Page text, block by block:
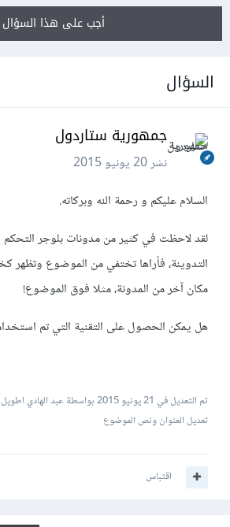
أجب على هذا السؤال
السؤال
جمهورية ستاردول
نشر20 يونيو 2015
السلام عليكم و رحمة الله وبركاته.
لقد لاحظت في كثير من مدونات بلوجر
التدوينة، فأراها تختفي من الموضوع وتظهر
مكان آخر من المدونة، مثلا فوق الموضوع!
هل يمكن الحصول على التقنية التي تم
تم التعديل في 21 يونيو 2015
بواسطة عبد الهادي اطويل
تعديل العنوان ونص الموضوع
اقتباس